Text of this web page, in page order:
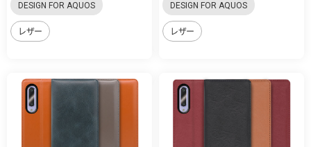
DESIGN FOR AQUOS
レザー
DESIGN FOR AQUOS
レザー